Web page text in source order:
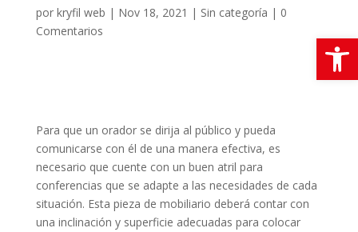
por kryfil web | Nov 18, 2021 | Sin categoría | 0
Comentarios
Para que un orador se dirija al público y pueda
comunicarse con él de una manera efectiva, es
necesario que cuente con un buen atril para
conferencias que se adapte a las necesidades de cada
situación. Esta pieza de mobiliario deberá contar con
una inclinación y superficie adecuadas para colocar